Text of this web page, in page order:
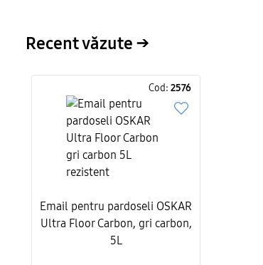
Recent văzute →
Cod:2576
Email pentru pardoseli OSKAR
Ultra Floor Carbon, gri carbon,
5L